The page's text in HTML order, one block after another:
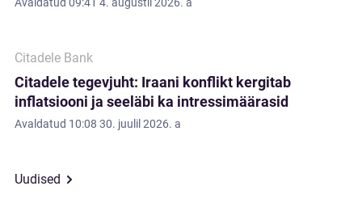
Citadele Bank
Citadele tegevjuht: Iraani konflikt kergitab
inflatsiooni ja seeläbi ka intressimäärasid
Avaldatud 10:08 30. juulil 2026. a
Uudised